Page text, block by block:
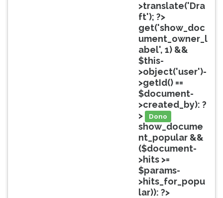
>translate('Dra
ft'); ?>
get('show_doc
ument_owner_l
abel', 1) &&
$this-
>object('user')-
>getId() ==
$document-
>created_by): ?
>
Dono
show_docume
nt_popular &&
($document-
>hits >=
$params-
>hits_for_popu
lar)): ?>